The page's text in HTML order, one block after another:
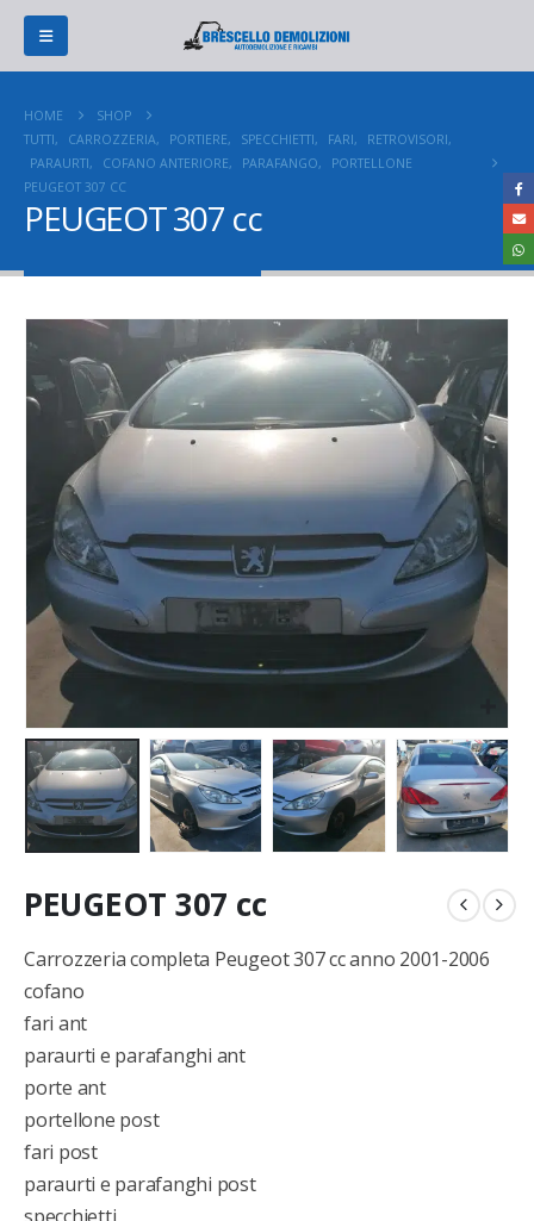
HOME
SHOP
TUTTI, CARROZZERIA, PORTIERE, SPECCHIETTI, FARI, RETROVISORI,
PARAURTI, COFANO ANTERIORE, PARAFANGO,
PORTELLONE
PEUGEOT 307 CC
PEUGEOT 307 cc
PEUGEOT 307 cc
Carrozzeria completa Peugeot 307 cc anno 2001-2006
cofano
fari ant
paraurti e parafanghi ant
porte ant
portellone post
fari post
paraurti e parafanghi post